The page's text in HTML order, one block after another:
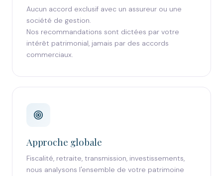
Aucun accord exclusif avec un assureur ou une
société de gestion.
Nos recommandations sont dictées par votre
intérêt patrimonial, jamais par des accords
commerciaux.
Approche globale
Fiscalité, retraite, transmission, investissements,
nous analysons l'ensemble de votre patrimoine